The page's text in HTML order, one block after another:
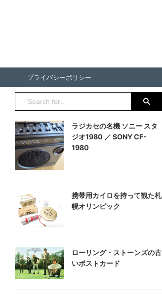
プライバシーポリシー
ラジカセの名機 ソニー スタ
ジオ1980 ／ SONY CF-
1980
携帯用カイロを持って観た札
幌オリンピック
ローリング・ストーンズの古
いポストカード